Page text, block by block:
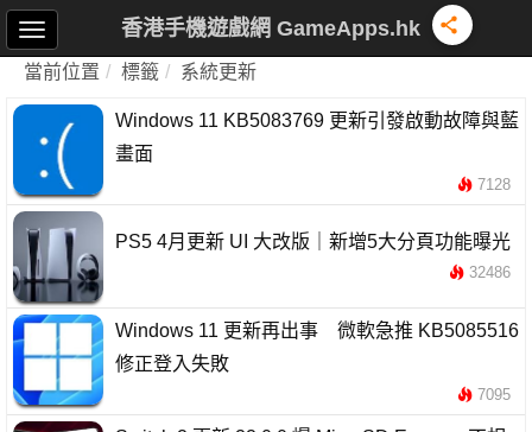
香港手機遊戲網 GameApps.hk
當前位置 標籤 系統更新
Windows 11 KB5083769 更新引發啟動故障與藍
畫面
7128
PS5 4月更新 UI 大改版｜新增5大分頁功能曝光
32486
Windows 11 更新再出事 微軟急推 KB5085516
修正登入失敗
7095